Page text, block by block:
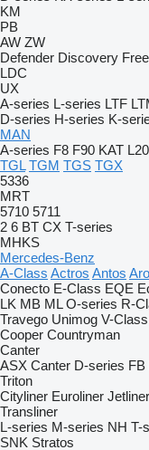
KM
PB
AW ZW
Defender Discovery
LDC
UX
A-series L-series LTF
D-series H-series K-
MAN
A-series F8 F90 KAT
TGL TGM TGS TGX
5336
MRT
5710 5711
2 6 BT CX T-series
MHKS
Mercedes-Benz
A-Class Actros Antos
Conecto E-Class EQE
LK MB ML O-series R-
Travego Unimog V-Class
Cooper Countryman
Canter
ASX Canter D-series FB
Triton
Cityliner Euroliner Jetliner
Transliner
L-series M-series NH T-
SNK Stratos